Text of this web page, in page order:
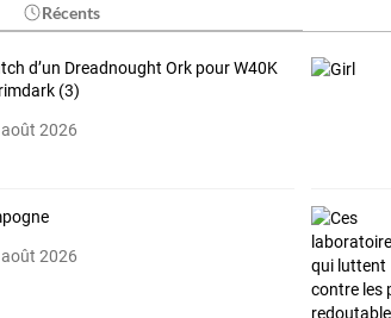
Récents
d’un Dreadnought Ork pour W40K
(3)
août 2026
2026